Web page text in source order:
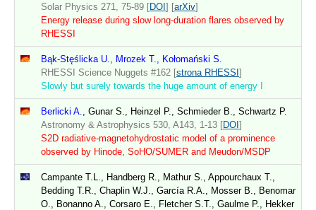
Solar Physics 271, 75-89 [DOI] [arXiv]
Energy release during slow long-duration flares observed by
RHESSI
Bąk-Stęślicka U., Mrozek T., Kołomański S.
RHESSI Science Nuggets #162 [strona RHESSI]
Slowly but surely towards the huge amount of energy I
Berlicki A.
, Gunar S., Heinzel P., Schmieder B., Schwartz P.
Astronomy & Astrophysics 530, A143, 1-13 [DOI]
S2D radiative-magnetohydrostatic model of a prominence
observed by Hinode, SoHO/SUMER and Meudon/MSDP
Campante T.L., Handberg R., Mathur S., Appourchaux T.,
Bedding T.R., Chaplin W.J., García R.A., Mosser B., Benomar
O., Bonanno A., Corsaro E., Fletcher S.T., Gaulme P., Hekker